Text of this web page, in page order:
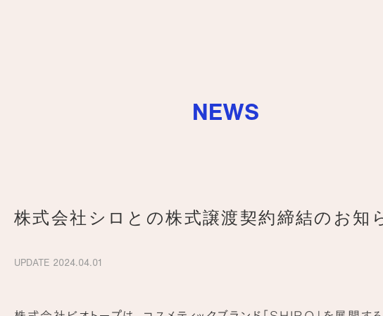
NEWS
株式会社シロとの株式譲渡契約締結のお知
UPDATE 2024.04.01